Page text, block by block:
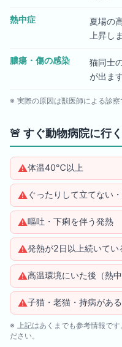
熱中症
夏場の
上昇し
膿瘍・傷の感染
猫同士
が出ます
※ 実際の原因は獣医師による診察
🚨 すぐ動物病院に行
⚠️体温40℃以上
⚠️ぐったりして立てない
⚠️嘔吐・下痢を伴う発熱
⚠️発熱が2日以上続いてい
⚠️高温環境にいた後（熱中
⚠️子猫・老猫・持病があ
※ 上記はあくまでも参考情報で
ださい。